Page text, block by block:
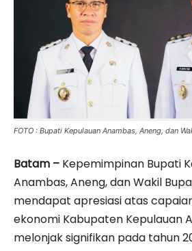
FOTO : Bupati Kepulauan Anambas, Aneng, dan
Batam – Kepemimpinan Bupati
Anambas, Aneng, dan Wakil
mendapat apresiasi atas
ekonomi Kabupaten Kepulauan
melonjak signifikan pada tahun